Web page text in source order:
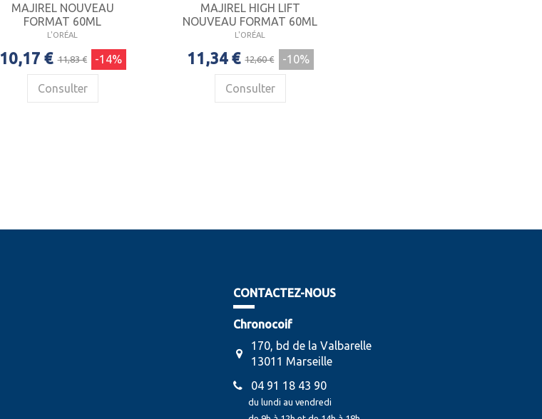
MAJIREL NOUVEAU
FORMAT 60ML
L'ORÉAL
10,17 € 11,83 € -14%
Consulter
MAJIREL HIGH LIFT
NOUVEAU FORMAT 60ML
L'ORÉAL
11,34 € 12,60 € -10%
Consulter
CONTACTEZ-NOUS
Chronocoif
170, bd de la Valbarelle
13011 Marseille
04 91 18 43 90
du lundi au vendredi